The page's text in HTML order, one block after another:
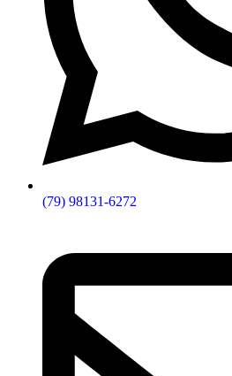
(79) 98131-6272